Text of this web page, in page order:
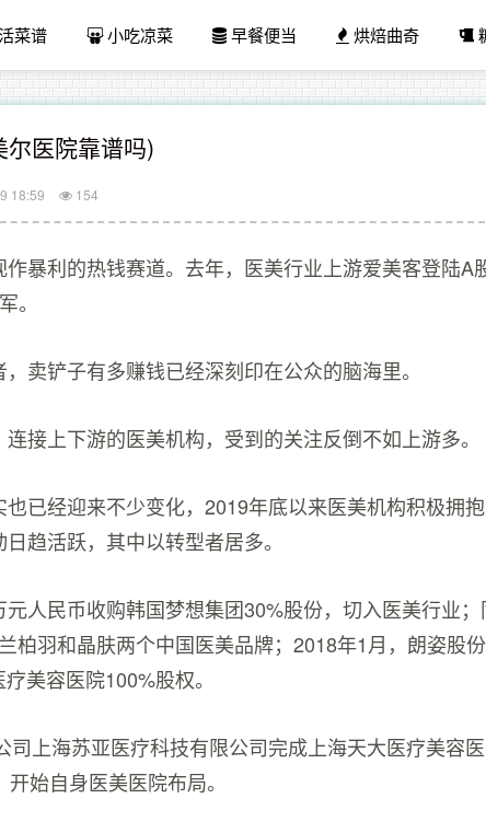
菜谱 小吃凉菜 早餐便当 烘焙曲奇
医院靠谱吗)
18:59 154
暴利的热钱赛道。去年，医美行业上游爱美客登陆A股
。
卖铲子有多赚钱已经深刻印在公众的脑海里。
接上下游的医美机构，受到的关注反倒不如上游多。
已经迎来不少变化，2019年底以来医美机构积极拥
趋活跃，其中以转型者居多。
人民币收购韩国梦想集团30%股份，切入医美行业；
柏羽和晶肤两个中国医美品牌；2018年1月，朗姿股
美容医院100%股权。
司上海苏亚医疗科技有限公司完成上海天大医疗美容
始自身医美医院布局。